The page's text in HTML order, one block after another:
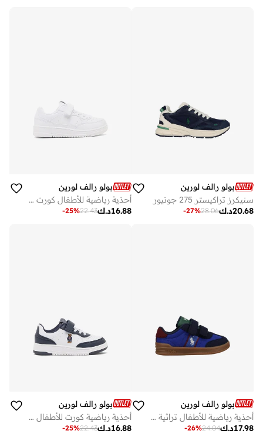
بولو رالف لورين
سنيكرز تراكيستر 275 جونيور
د.ك20.68
28.06
-27%
بولو رالف لورين
أحذية رياضية للأطفال كورت بي إس
د.ك16.88
22.43
-25%
بولو رالف لورين
أحذية رياضية للأطفال تراثية بتصميم - سهلة الارتداء
د.ك17.98
24.04
-26%
بولو رالف لورين
أحذية رياضية كورت للأطفال من ماسترز
د.ك16.88
22.43
-25%